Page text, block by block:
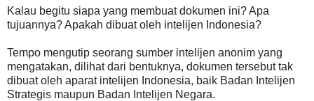
Kalau begitu siapa yang membuat dokumen ini? Apa
tujuannya? Apakah dibuat oleh intelijen Indonesia?
Tempo mengutip seorang sumber intelijen anonim yang
mengatakan, dilihat dari bentuknya, dokumen tersebut tak
dibuat oleh aparat intelijen Indonesia, baik Badan Intelijen
Strategis maupun Badan Intelijen Negara.